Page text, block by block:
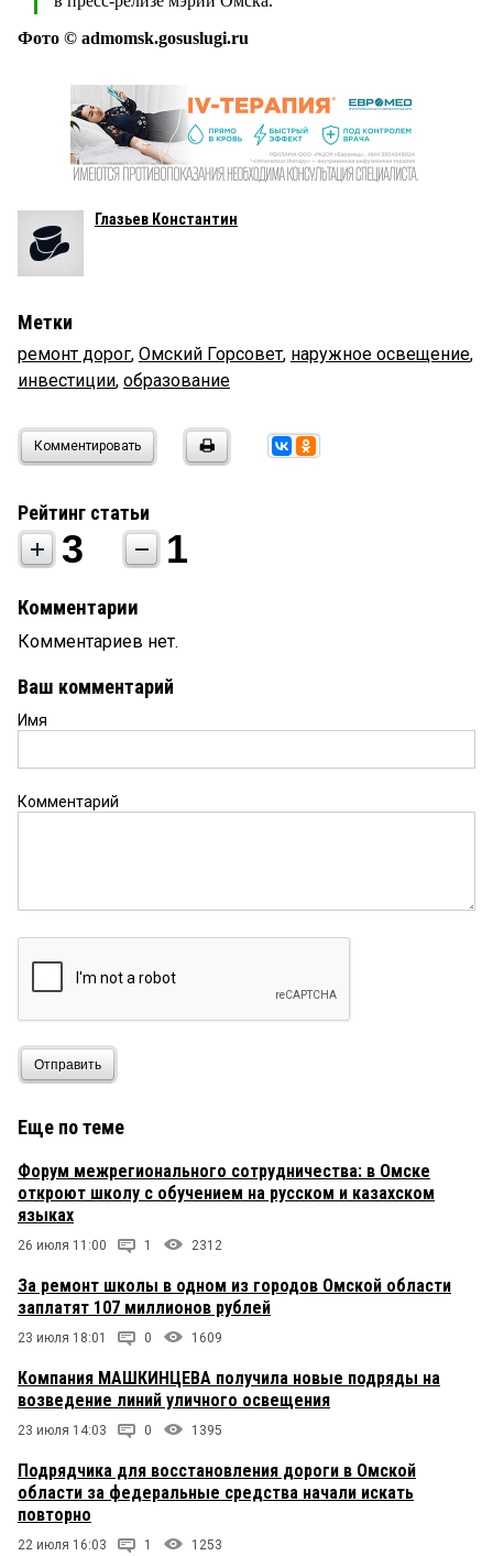
Фото © admomsk.gosuslugi.ru
Глазьев Константин
Метки
ремонт дорог, Омский Горсовет, наружное освещение,
инвестиции, образование
Комментировать
Рейтинг статьи
3 1
Комментарии
Комментариев нет.
Ваш комментарий
Имя
Комментарий
Отправить
Еще по теме
Форум межрегионального сотрудничества: в Омске
откроют школу с обучением на русском и казахском
языках
26 июля 11:00 1 2312
За ремонт школы в одном из городов Омской области
заплатят 107 миллионов рублей
23 июля 18:01 0 1609
Компания МАШКИНЦЕВА получила новые подряды на
возведение линий уличного освещения
23 июля 14:03 0 1395
Подрядчика для восстановления дороги в Омской
области за федеральные средства начали искать
повторно
22 июля 16:03 1 1253